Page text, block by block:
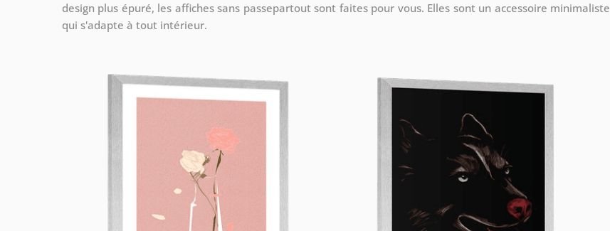
design plus épuré, les affiches sans passepartout sont faites pour vous. Elles sont un accessoire minimaliste
qui s'adapte à tout intérieur.